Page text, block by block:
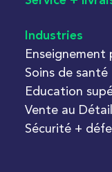
Industries
Enseignement
Soins de santé
Education
Vente au Détail
Sécurité +